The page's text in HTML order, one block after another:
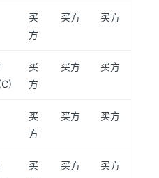
买
方
买方 买方
买
方
买方 买方
买
方
买方 买方
买
买方 买方